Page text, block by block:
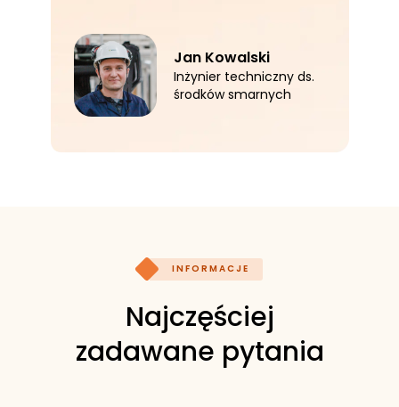
Jan Kowalski
Inżynier techniczny ds.
środków smarnych
INFORMACJE
Najczęściej
zadawane pytania